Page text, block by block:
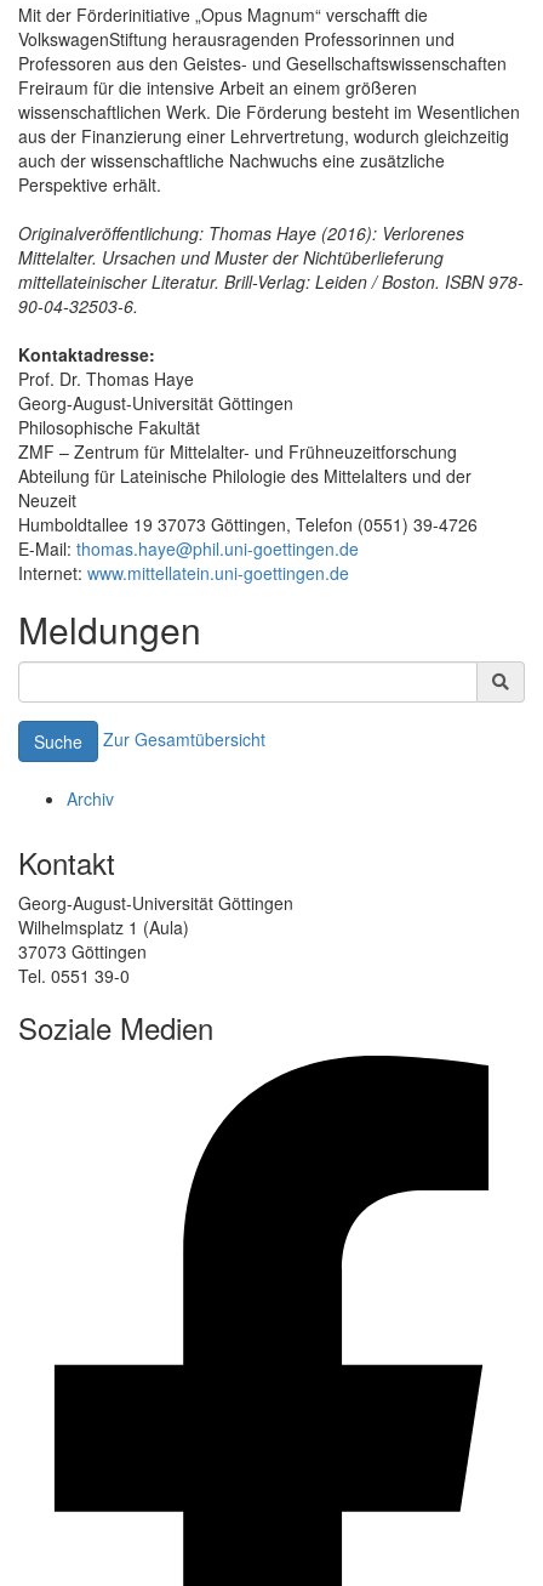
Mit der Förderinitiative „Opus Magnum“ verschafft die
VolkswagenStiftung herausragenden Professorinnen und
Professoren aus den Geistes- und Gesellschaftswissenschaften
Freiraum für die intensive Arbeit an einem größeren
wissenschaftlichen Werk. Die Förderung besteht im Wesentlichen
aus der Finanzierung einer Lehrvertretung, wodurch gleichzeitig
auch der wissenschaftliche Nachwuchs eine zusätzliche
Perspektive erhält.
Originalveröffentlichung: Thomas Haye (2016): Verlorenes
Mittelalter. Ursachen und Muster der Nichtüberlieferung
mittellateinischer Literatur. Brill-Verlag: Leiden / Boston. ISBN 978-
90-04-32503-6.
Kontaktadresse:
Prof. Dr. Thomas Haye
Georg-August-Universität Göttingen
Philosophische Fakultät
ZMF – Zentrum für Mittelalter- und Frühneuzeitforschung
Abteilung für Lateinische Philologie des Mittelalters und der
Neuzeit
Humboldtallee 19 37073 Göttingen, Telefon (0551) 39-4726
E-Mail: thomas.haye@phil.uni-goettingen.de
Internet: www.mittellatein.uni-goettingen.de
Meldungen
Suche Zur Gesamtübersicht
Archiv
Kontakt
Georg-August-Universität Göttingen
Wilhelmsplatz 1 (Aula)
37073 Göttingen
Tel. 0551 39-0
Soziale Medien